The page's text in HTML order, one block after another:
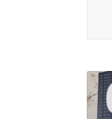
· 지
· 서
·